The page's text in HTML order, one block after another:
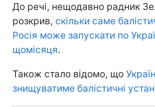
До речі, нещодавно радник
розкрив, скільки саме
Росія може запускати по
щомісяця.
Також стало відомо, що
знищуватиме балістичні